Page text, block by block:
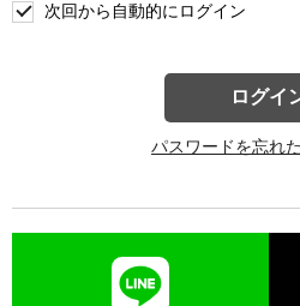
次回から自動的にログイン
ログイ
パスワードを忘れ